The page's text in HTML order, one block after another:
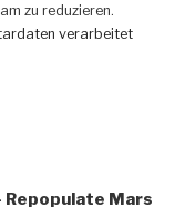
zu reduzieren.
verarbeitet
Repopulate Mars